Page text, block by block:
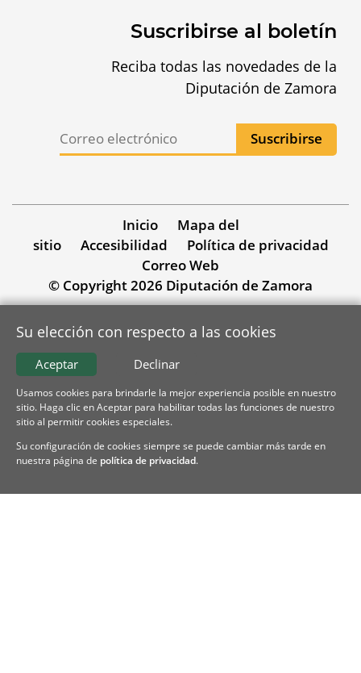
Suscribirse al boletín
Reciba todas las novedades de la
Diputación de Zamora
Inicio
Mapa del
sitio
Accesibilidad
Política de privacidad
Correo Web
© Copyright 2026 Diputación de Zamora
Su elección con respecto a las cookies
Declinar
Aceptar
Usamos cookies para brindarle la mejor experiencia posible en nuestro
sitio. Haga clic en Aceptar para habilitar todas las funciones de nuestro
sitio al permitir cookies especiales.
Su configuración de cookies siempre se puede cambiar más tarde en
nuestra página de política de privacidad.